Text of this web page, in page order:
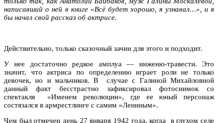
написавший о ней в книге «Всё будет хорошо, я узнавал…», и я
бы начал свой рассказ об актрисе.
Действительно, только сказочный зачин для этого и подходит.
У нее достаточно редкое амплуа — инженю-травести. Это
значит, что актриса по определению играет роли не только
девочек, но и мальчиков. В случае с Галиной Михайловной
данный факт бесстрастно зафиксировал фотоснимок со
спектакля «Именем революции», где ее юный персонаж
состязался в армрестлинге с самим «Лениным».
Чем был отмечен день 27 января 1942 года, когда в глухом селе